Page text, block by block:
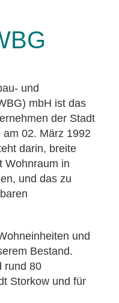
und
mbH ist das
der Stadt
02. März 1992
darin, breite
Wohnraum in
und das zu
und
Bestand.
rund 80
Storkow und für